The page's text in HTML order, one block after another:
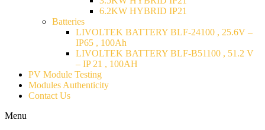
6.2KW HYBRID IP21
Batteries
LIVOLTEK BATTERY BLF-24100 , 25.6V –
IP65 , 100Ah
LIVOLTEK BATTERY BLF-B51100 , 51.2 V
– IP 21 , 100AH
PV Module Testing
Modules Authenticity
Contact Us
Menu